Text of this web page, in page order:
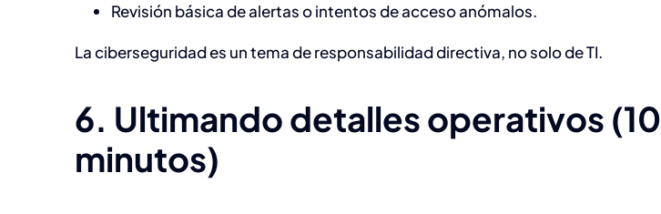
Revisión básica de alertas o intentos de acceso anómalos.
La ciberseguridad es un tema de responsabilidad directiva, no solo de TI.
6. Ultimando detalles operativos (10
minutos)